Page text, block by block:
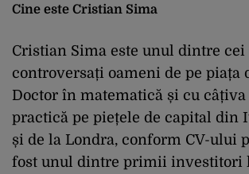
Cine este Cristian Sima
Cristian Sima este unul dintre cei
controversați oameni de pe piața
Doctor în matematică și cu câțiva
practică pe piețele de capital din
și de la Londra, conform CV-ului
fost unul dintre primii investitori